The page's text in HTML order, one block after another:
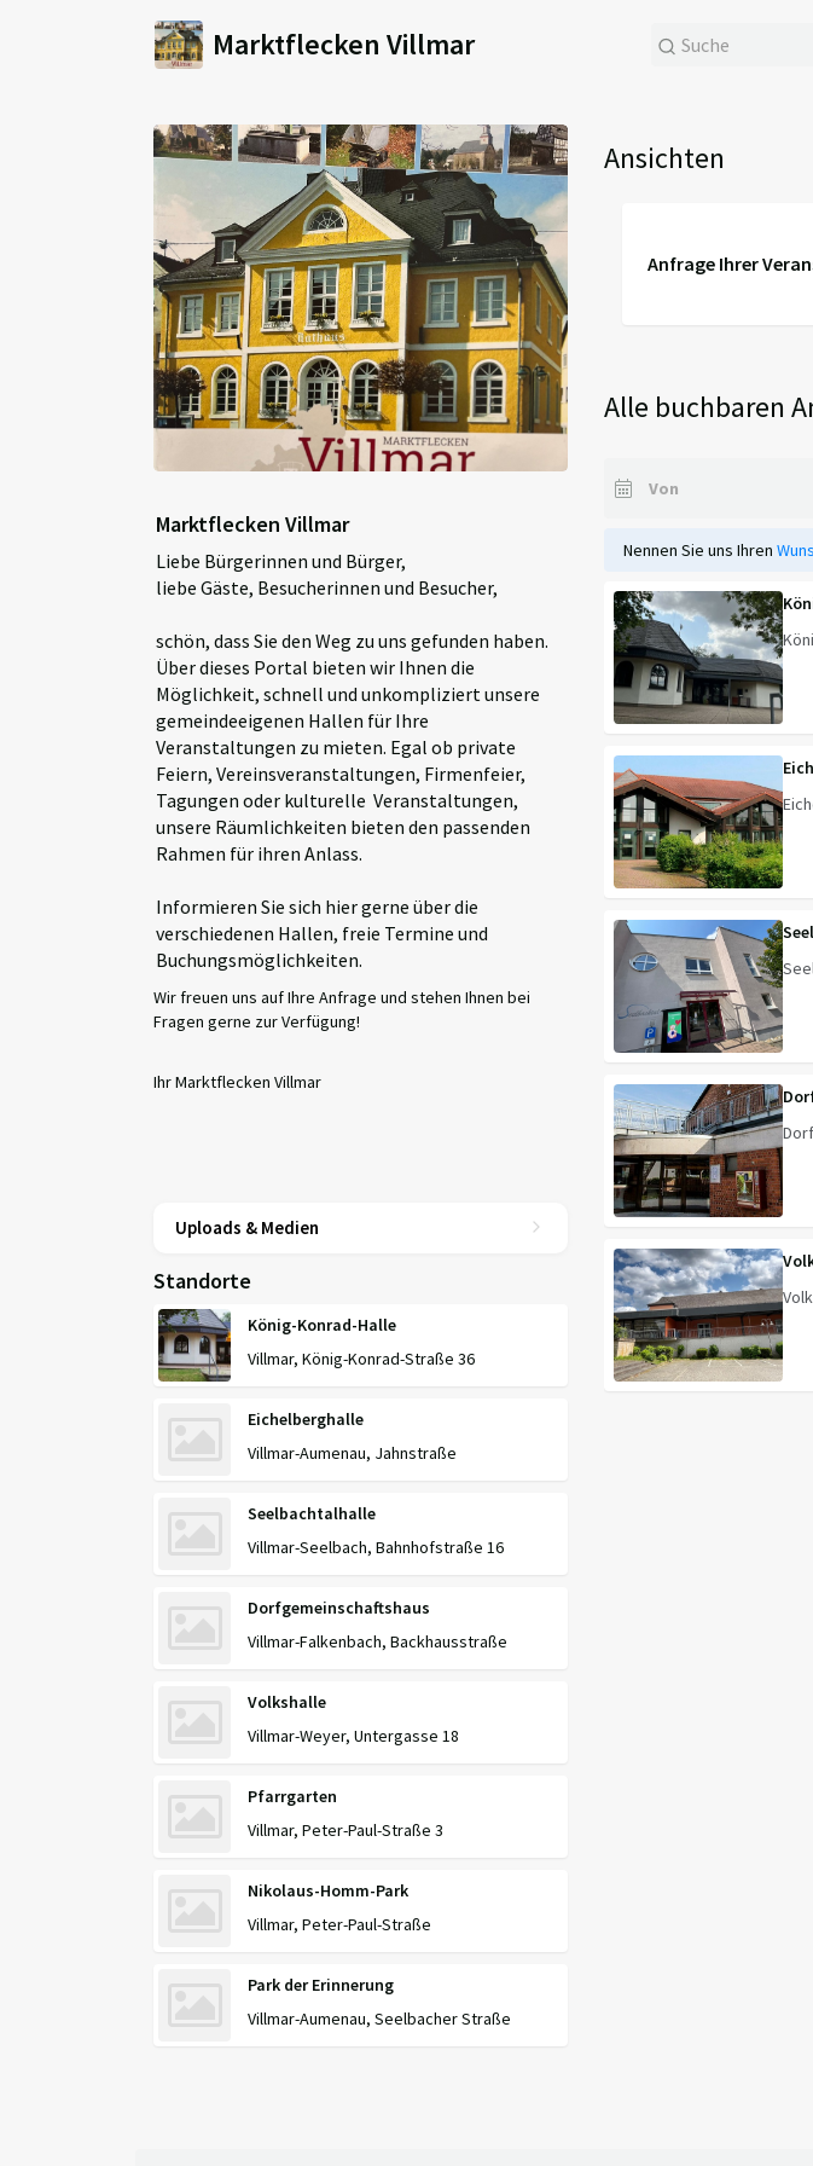
Marktflecken Villmar
Marktflecken Villmar
Liebe Bürgerinnen und Bürger,
liebe Gäste, Besucherinnen und Besucher,
schön, dass Sie den Weg zu uns gefunden haben.
Über dieses Portal bieten wir Ihnen die
Möglichkeit, schnell und unkompliziert unsere
gemeindeeigenen Hallen für Ihre
Veranstaltungen zu mieten. Egal ob private
Feiern, Vereinsveranstaltungen, Firmenfeier,
Tagungen oder kulturelle Veranstaltungen,
unsere Räumlichkeiten bieten den passenden
Rahmen für ihren Anlass.
Informieren Sie sich hier gerne über die
verschiedenen Hallen, freie Termine und
Buchungsmöglichkeiten.
Wir freuen uns auf Ihre Anfrage und stehen Ihnen bei
Fragen gerne zur Verfügung!
Ihr Marktflecken Villmar
Uploads & Medien
Standorte
König-Konrad-Halle
Villmar, König-Konrad-Straße 36
Eichelberghalle
Villmar-Aumenau, Jahnstraße
Seelbachtalhalle
Villmar-Seelbach, Bahnhofstraße 16
Dorfgemeinschaftshaus
Villmar-Falkenbach, Backhausstraße
Volkshalle
Villmar-Weyer, Untergasse 18
Pfarrgarten
Villmar, Peter-Paul-Straße 3
Nikolaus-Homm-Park
Villmar, Peter-Paul-Straße
Park der Erinnerung
Villmar-Aumenau, Seelbacher Straße
Ansichten
Anfrage Ihrer
Alle buchbaren
Nennen Sie uns Ihren